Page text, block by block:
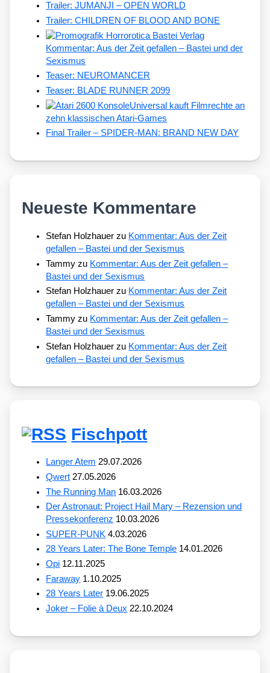
Trailer: JUMANJI – OPEN WORLD
Trailer: CHILDREN OF BLOOD AND BONE
Kommentar: Aus der Zeit gefallen – Bastei und der
Sexismus
Teaser: NEUROMANCER
Teaser: BLADE RUNNER 2099
Universal kauft Filmrechte an
zehn klassischen Atari-Games
Final Trailer – SPIDER-MAN: BRAND NEW DAY
Neueste Kommentare
Stefan Holzhauer zu Kommentar: Aus der Zeit
gefallen – Bastei und der Sexismus
Tammy zu Kommentar: Aus der Zeit gefallen –
Bastei und der Sexismus
Stefan Holzhauer zu Kommentar: Aus der Zeit
gefallen – Bastei und der Sexismus
Tammy zu Kommentar: Aus der Zeit gefallen –
Bastei und der Sexismus
Stefan Holzhauer zu Kommentar: Aus der Zeit
gefallen – Bastei und der Sexismus
Fischpott
Langer Atem 29.07.2026
Qwert 27.05.2026
The Running Man 16.03.2026
Der Astronaut: Project Hail Mary – Rezension und
Pressekonferenz 10.03.2026
SUPER-PUNK 4.03.2026
28 Years Later: The Bone Temple 14.01.2026
Opi 12.11.2025
Faraway 1.10.2025
28 Years Later 19.06.2025
Joker – Folie à Deux 22.10.2024